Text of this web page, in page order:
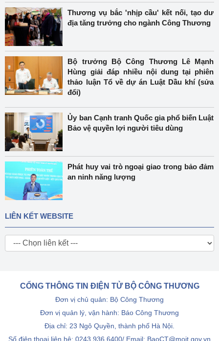
Thương vụ bắc 'nhịp cầu' kết nối, tạo dư
địa tăng trưởng cho ngành Công Thương
Bộ trưởng Bộ Công Thương Lê Mạnh
Hùng giải đáp nhiều nội dung tại phiên
thảo luận Tổ về dự án Luật Dầu khí (sửa
đổi)
Ủy ban Cạnh tranh Quốc gia phổ biến Luật
Bảo vệ quyền lợi người tiêu dùng
Phát huy vai trò ngoại giao trong bảo đảm
an ninh năng lượng
LIÊN KẾT WEBSITE
CỔNG THÔNG TIN ĐIỆN TỬ BỘ CÔNG THƯƠNG
Đơn vị chủ quản: Bộ Công Thương
Đơn vị quản lý, vận hành: Báo Công Thương
Địa chỉ: 23 Ngô Quyền, thành phố Hà Nội.
Số điện thoại liên hệ: 0243.936.6400/ Email: BaoCT@moit.gov.vn